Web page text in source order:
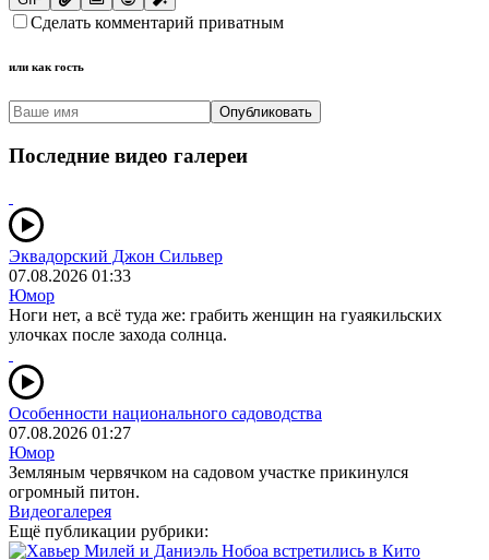
Сделать комментарий приватным
или как гость
Опубликовать
Последние видео галереи
Эквадорский Джон Сильвер
07.08.2026 01:33
Юмор
Ноги нет, а всё туда же: грабить женщин на гуаякильских
улочках после захода солнца.
Особенности национального садоводства
07.08.2026 01:27
Юмор
Земляным червячком на садовом участке прикинулся
огромный питон.
Видеогалерея
Ещё публикации рубрики: